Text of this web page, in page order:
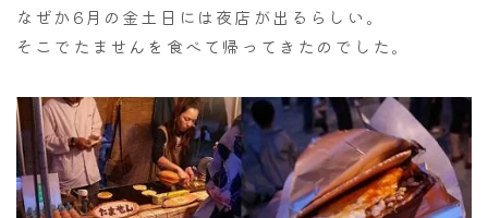
なぜか6月の金土日には夜店が出るらしい。
そこでたませんを食べて帰ってきたのでした。